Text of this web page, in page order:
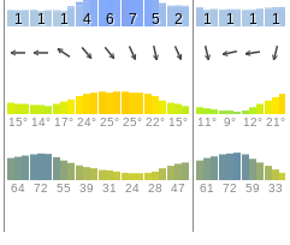
1 1 1 4 6 7 5 2 1 1 1 1
15° 14° 17° 24° 25° 25° 22° 15° 11° 9° 12° 21°
64 72 55 39 31 24 28 47 61 72 59 33